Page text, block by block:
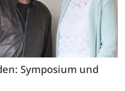
Symposium und